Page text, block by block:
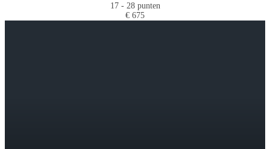
17 - 28 punten
€ 675